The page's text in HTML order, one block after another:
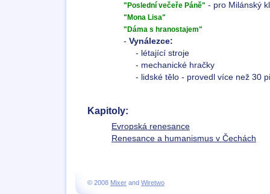
"Poslední večeře Páně" - pro Milánský
"Mona Lisa"
"Dáma s hranostajem"
- Vynálezce:
- létající stroje
- mechanické hračky
- lidské tělo - provedl více než 30
Kapitoly:
Evropská renesance
Renesance a humanismus v Čechách
© 2008 Mixer and Wiretwo